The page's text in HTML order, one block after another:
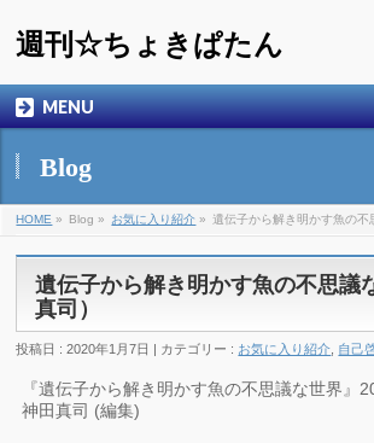
週刊☆ちょきぱたん
MENU
Blog
HOME » Blog » お気に入り紹介 » 遺伝子から解き明かす魚の不
遺伝子から解き明かす魚の不思議
真司）
投稿日 : 2020年1月7日 | カテゴリー : お気に入り紹介 自己
『遺伝子から解き明かす魚の不思議な世界』
神田真司 (編集)